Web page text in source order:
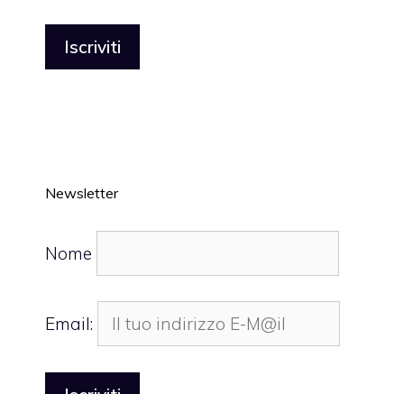
Newsletter
Nome
Email: